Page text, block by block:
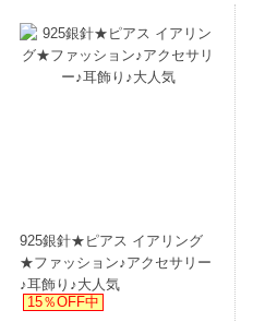
925銀針★ピアス イアリング
★ファッション♪アクセサリー
♪耳飾り♪大人気
15％OFF中